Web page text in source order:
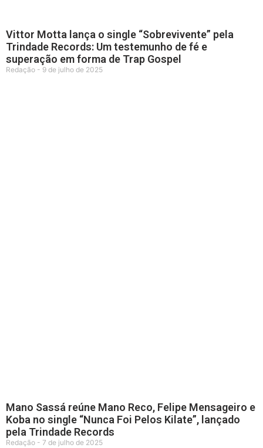
Vittor Motta lança o single “Sobrevivente” pela
Trindade Records: Um testemunho de fé e
superação em forma de Trap Gospel
Redação 9 de julho de 2025
Mano Sassá reúne Mano Reco, Felipe Mensageiro e
Koba no single “Nunca Foi Pelos Kilate”, lançado
pela Trindade Records
Redação 7 de julho de 2025